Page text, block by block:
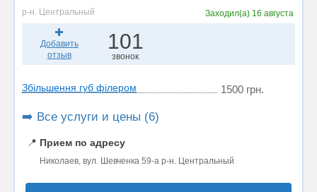
р-н. Центральный Заходил(а) 16 августа
Добавить
отзыв
101
звонок
Збільшення губ філером 1500 грн.
➡️ Все услуги и цены (6)
📍 Прием по адресу
Николаев, вул. Шевченка 59-а р-н. Центральный